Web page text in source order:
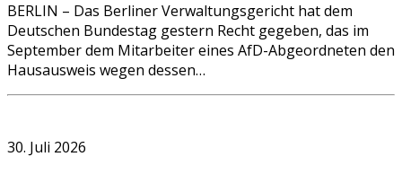
BERLIN – Das Berliner Verwaltungsgericht hat dem
Deutschen Bundestag gestern Recht gegeben, das im
September dem Mitarbeiter eines AfD-Abgeordneten den
Hausausweis wegen dessen…
30. Juli 2026